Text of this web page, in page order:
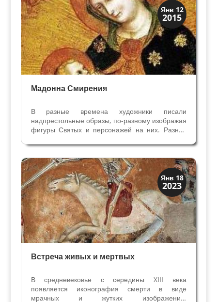
Янв 12
2015
Иконография
Христос и Мадонна
Мадонна Смирения
В разные времена художники писали
надпрестольные образы, по-разному изображая
фигуры Святых и персонажей на них. Разная
живописца, а диктовалась временем,
условиями и политикой церкви. Чтобы
разбираться в иконографии, в том,...
Янв 18
2023
Иконография
Смерть и Триумфы
Встреча живых и мертвых
В средневековье с середины XIII века
появляется иконография смерти в виде
мрачных и жутких изображений,